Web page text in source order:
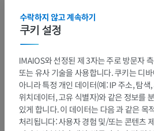
쿠키 설정
수락하지 않고 계속하기
IMAIOS와 선정된 제 3자는 주로 방문자
또는 유사 기술을 사용합니다. 쿠키는 디
아니라 특정 개인 데이터(예: IP 주소, 탐색
위치데이터, 고유 식별자)와 같은 정보를
있게 합니다. 이 데이터는 다음 과 같은 목
처리됩니다: 사용자 경험 및/또는 콘텐츠